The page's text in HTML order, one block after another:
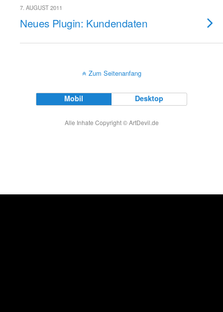
7. AUGUST 2011
Neues Plugin: Kundendaten
Zum Seitenanfang
Mobil Desktop
Alle Inhate Copyright © ArtDevil.de